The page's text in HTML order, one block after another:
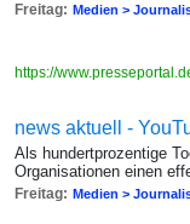
Freitag: Medien >
https://
news aktuell -
Als hundertprozentige
Organisationen einen
Freitag: Medien >